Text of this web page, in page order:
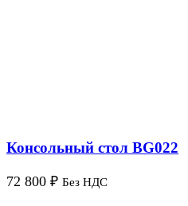
Консольный стол BG022
72 800 ₽ Без НДС